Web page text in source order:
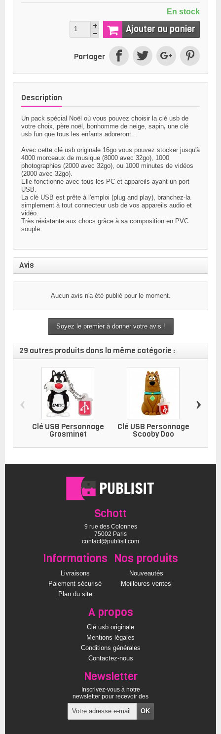
En stock
Ajouter au panier
Partager
Description
Un pack spécial Noël où vous pouvez choisir la clé usb de
votre choix, père noël, bonhomme de neige, sapin, une clé
usb fun que tous les enfants adoreront...
Avec cette clé usb originale 16go vous pouvez stocker jusqu'à
4000 morceaux de musique (8000 avec 32go), 1000
photographies (2000 avec 32go), ou 1000 minutes de vidéos
(2000 avec 32go).
Elle fonctionne avec tous les PC et appareils ayant un port
USB.
La clé USB est prête à l'emploi (plug and play), branchez-la
simplement à tout connecteur usb de vos appareils audio et
vidéo.
Très résistante aux chocs grâce à sa composition en PVC
souple.
Avis
Aucun avis n'a été publié pour le moment.
Soyez le premier à donner votre avis !
29 autres produits dans la même catégorie :
Clé USB Personnage
Grosminet
Clé USB Personnage
Scooby Doo
‹ ›
Schott
9 rue des Colonnes
75002 Paris
contact@publisit.com
Informations
Livraisons
Paiement sécurisé
Plan du site
Nos produits
Nouveautés
Meilleures ventes
A propos
Clé usb originale
Mentions légales
Conditions générales
Contactez-nous
Newsletter
Inscrivez-vous à notre
newsletter pour recevoir des
offres exclusives